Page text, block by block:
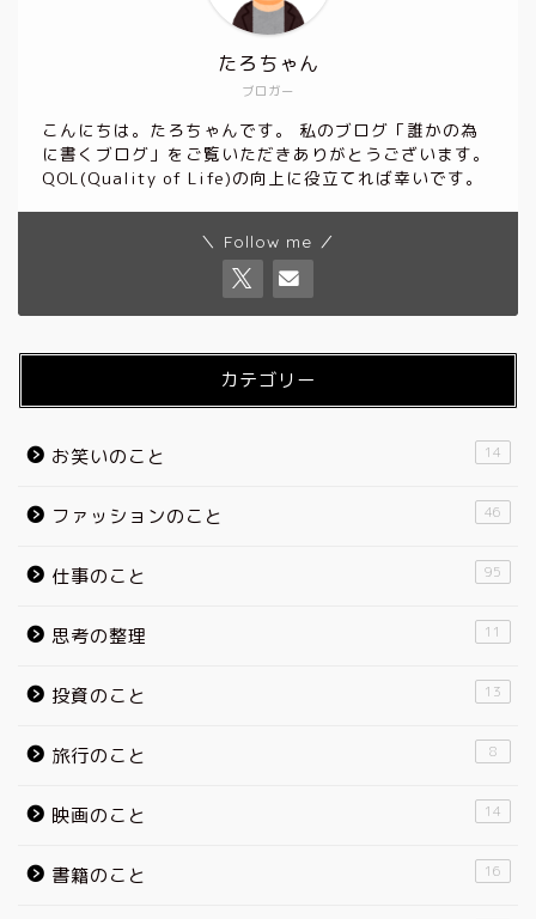
ブロガー
たろちゃん
こんにちは。たろちゃんです。 私のブログ「誰かの為
に書くブログ」をご覧いただきありがとうございます。
QOL(Quality of Life)の向上に役立てれば幸いです。
＼ Follow me ／
カテゴリー
お笑いのこと 14
ファッションのこと 46
仕事のこと 95
思考の整理 11
投資のこと 13
旅行のこと 8
映画のこと 14
書籍のこと 16